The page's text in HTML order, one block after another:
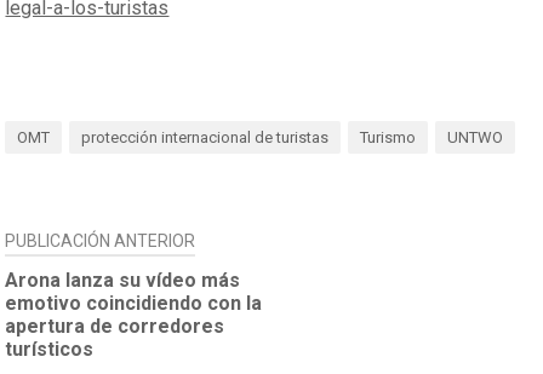
legal-a-los-turistas
OMT protección internacional de turistas Turismo UNTWO
NAVEGACIÓN
DE
ENTRADAS
PUBLICACIÓN ANTERIOR
Arona lanza su vídeo más
emotivo coincidiendo con la
apertura de corredores
turísticos